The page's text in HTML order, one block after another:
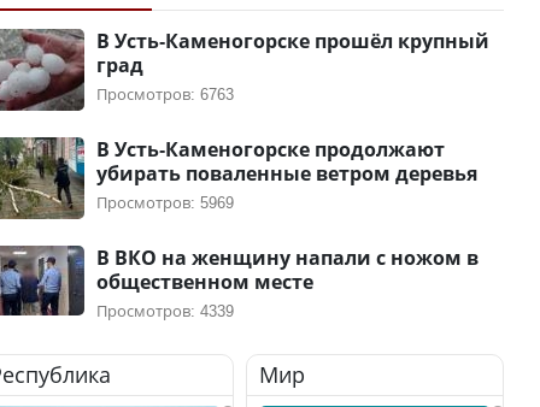
В Усть-Каменогорске прошёл крупный
град
Просмотров: 6763
В Усть-Каменогорске продолжают
убирать поваленные ветром деревья
Просмотров: 5969
В ВКО на женщину напали с ножом в
общественном месте
Просмотров: 4339
Мир